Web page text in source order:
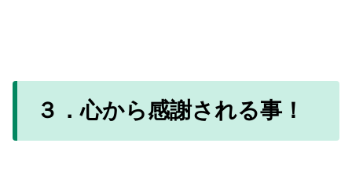
３．心から感謝される事！